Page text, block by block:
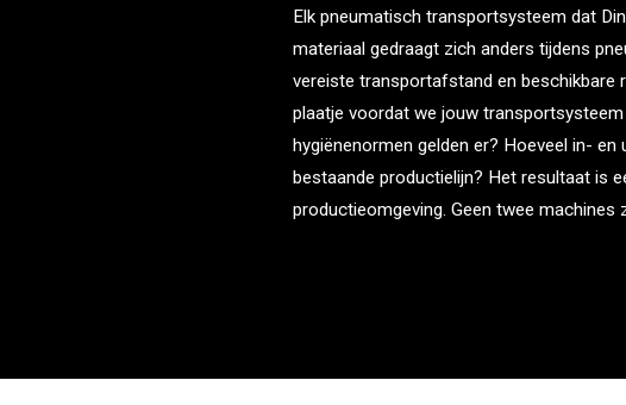
Elk pneumatisch transportsysteem dat
materiaal gedraagt zich anders tijdens
vereiste transportafstand en beschikbare
plaatje voordat we jouw
hygiënenormen gelden er? Hoeveel in-
bestaande productielijn? Het resultaat is
productieomgeving. Geen twee